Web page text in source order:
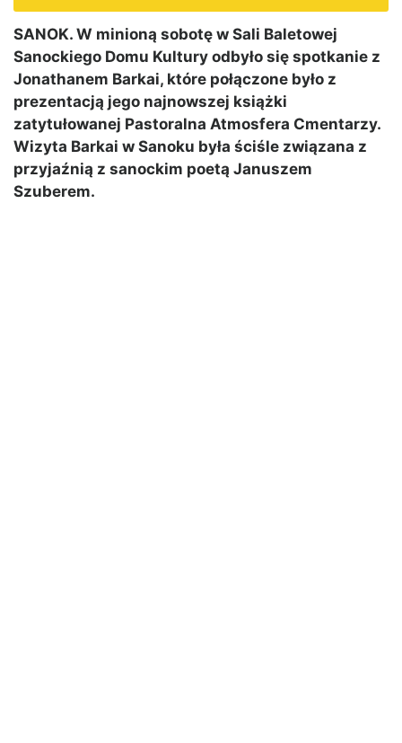
SANOK. W minioną sobotę w Sali Baletowej
Sanockiego Domu Kultury odbyło się spotkanie z
Jonathanem Barkai, które połączone było z
prezentacją jego najnowszej książki
zatytułowanej Pastoralna Atmosfera Cmentarzy.
Wizyta Barkai w Sanoku była ściśle związana z
przyjaźnią z sanockim poetą Januszem
Szuberem.